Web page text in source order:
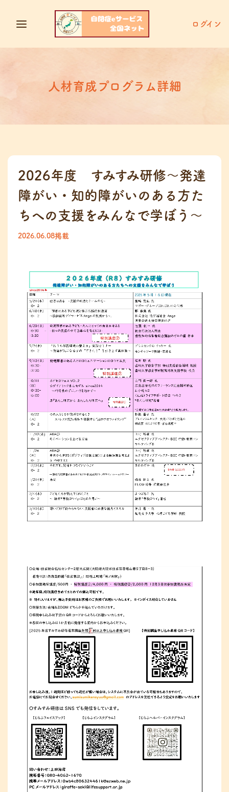
ログイン
人材育成プログラム詳細
2026年度 すみすみ研修〜発達
障がい・知的障がいのある方た
ちへの支援をみんなで学ぼう〜
2026.06.08掲載